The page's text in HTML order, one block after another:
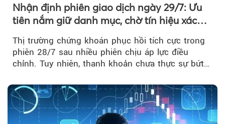
Nhận định phiên giao dịch ngày 29/7: Ưu
tiên nắm giữ danh mục, chờ tín hiệu xác
Thị trường chứng khoán phục hồi tích cực trong
phiên 28/7 sau nhiều phiên chịu áp lực điều
chỉnh. Tuy nhiên, thanh khoản chưa thực sự bứt